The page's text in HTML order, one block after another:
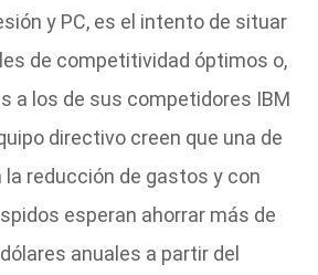
y PC, es el intento de situar
de competitividad óptimos o,
a los de sus competidores IBM
directivo creen que una de
la reducción de gastos y con
esperan ahorrar más de
anuales a partir del